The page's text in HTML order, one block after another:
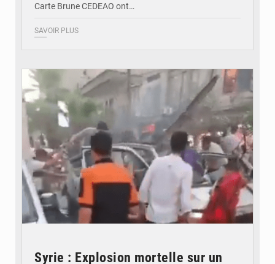
Carte Brune CEDEAO ont…
SAVOIR PLUS
Syrie : Explosion mortelle sur un